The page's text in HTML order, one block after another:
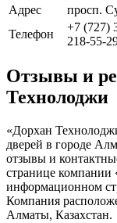
Адрес
просп.
Телефон
+7 (727)
218-55-
Отзывы и
Технолоджи
«Дорхан
дверей в городе
отзывы и
странице
информационном
Компания
Алматы, Казахстан.